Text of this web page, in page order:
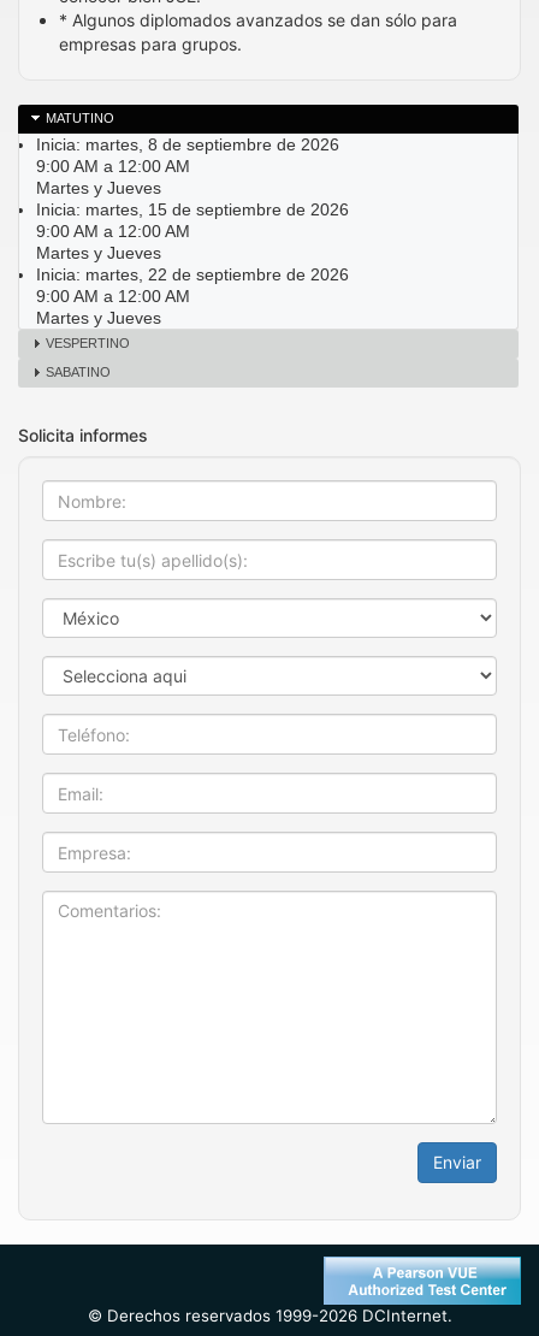
* Algunos diplomados avanzados se dan sólo para
empresas para grupos.
MATUTINO
Inicia: martes, 8 de septiembre de 2026
9:00 AM a 12:00 AM
Martes y Jueves
Inicia: martes, 15 de septiembre de 2026
9:00 AM a 12:00 AM
Martes y Jueves
Inicia: martes, 22 de septiembre de 2026
9:00 AM a 12:00 AM
Martes y Jueves
VESPERTINO
SABATINO
Solicita informes
Nombre
Apellido
País
Estado
Teléfono
Email
Empresa
Enviar
© Derechos reservados 1999-2026 DCInternet.